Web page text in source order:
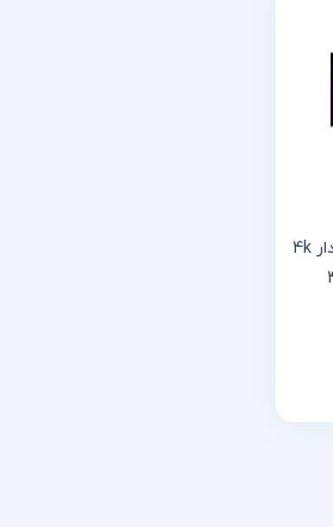
تلویزیون الجی ماهواره دار 4k